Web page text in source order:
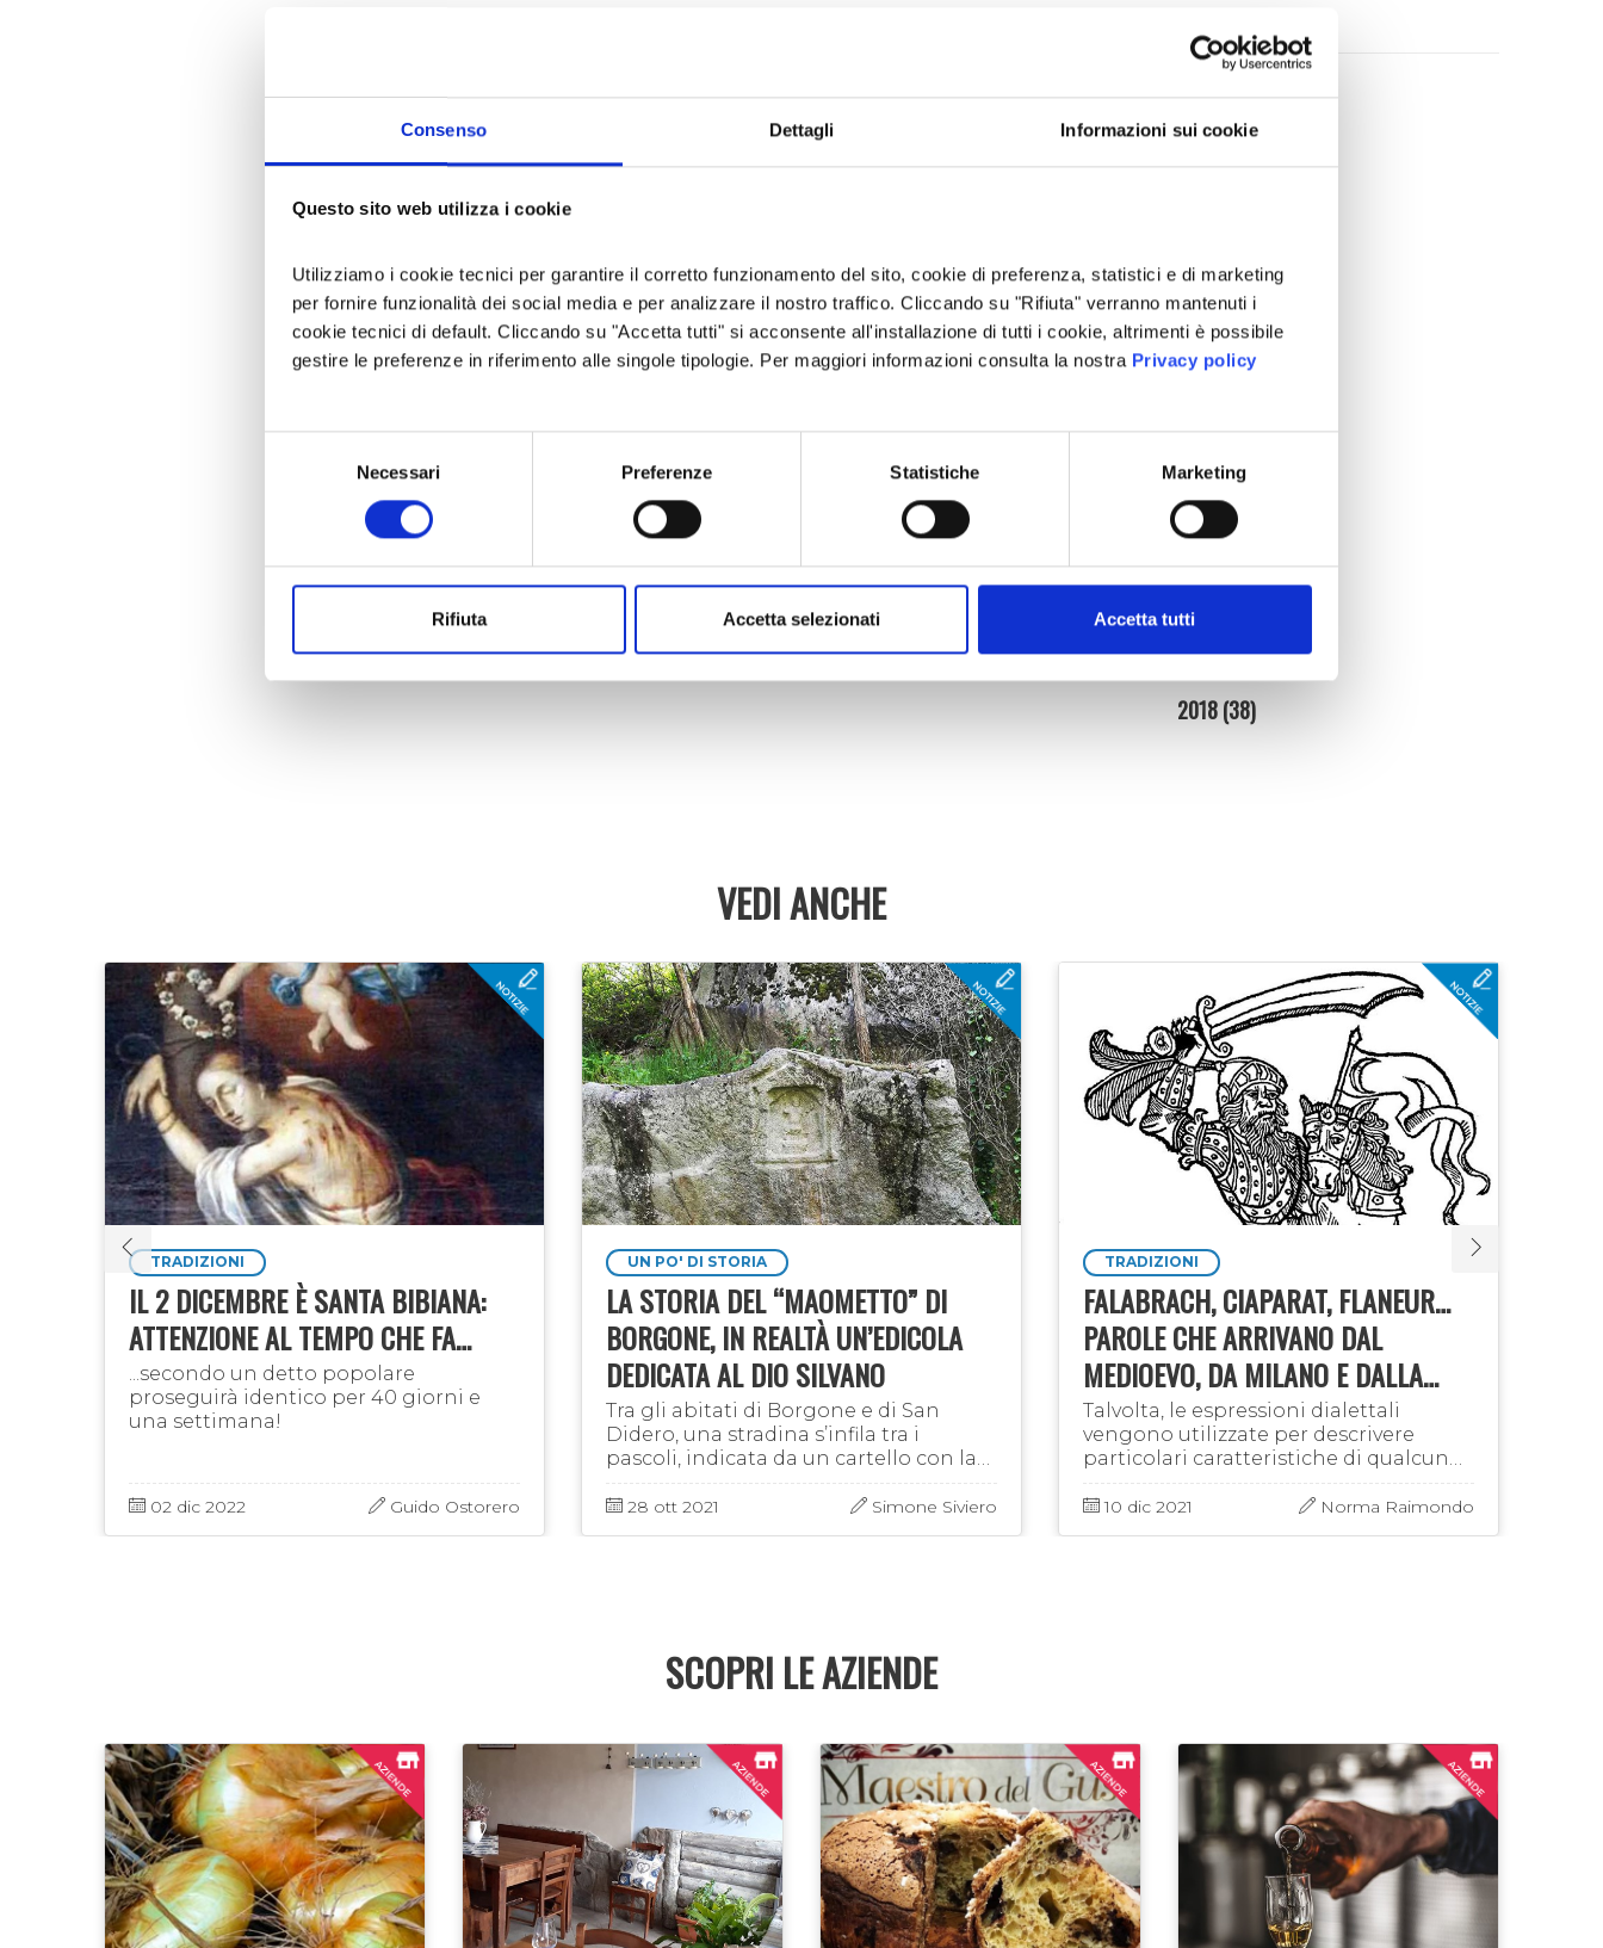
Consenso Dettagli Informazioni sui cookie
Questo sito web utilizza i cookie
Utilizziamo i cookie tecnici per garantire il corretto funzionamento del sito, cookie di preferenza, statistici e di marketing
per fornire funzionalità dei social media e per analizzare il nostro traffico. Cliccando su "Rifiuta" verranno mantenuti i
cookie tecnici di default. Cliccando su "Accetta tutti" si acconsente all'installazione di tutti i cookie, altrimenti è possibile
gestire le preferenze in riferimento alle singole tipologie. Per maggiori informazioni consulta la nostra Privacy policy
Necessari Preferenze Statistiche Marketing
Rifiuta Accetta selezionati Accetta tutti
ARCHIVIO
2026
febbraio (4)
gennaio (5)
2025(86)
2022(128)
2021(154)
2020
2019(140)
2018(38)
VEDI ANCHE
TRADIZIONI
IL 2 DICEMBRE È SANTA BIBIANA:
ATTENZIONE AL TEMPO CHE FA…
...secondo un detto popolare
proseguirà identico per 40 giorni e
una settimana!
02 dic 2022 Guido Ostorero
UN PO' DI STORIA
LA STORIA DEL “MAOMETTO” DI
BORGONE, IN REALTÀ UN’EDICOLA
DEDICATA AL DIO SILVANO
Tra gli abitati di Borgone e di San
Didero, una stradina s’infila tra i
pascoli, indicata da un cartello con la
scritta “Maomet”. La stradina si fa
presto sentiero, e s’addentra nel
28 ott 2021 Simone Siviero
TRADIZIONI
FALABRACH, CIAPARAT, FLANEUR…
PAROLE CHE ARRIVANO DAL
MEDIOEVO, DA MILANO E DALLA
FRANCIA
Talvolta, le espressioni dialettali
vengono utilizzate per descrivere
particolari caratteristiche di qualcuno,
divenendo nel tempo una sorta di
identificativo del personaggio stesso. È
10 dic 2021 Norma Raimondo
SCOPRI LE AZIENDE